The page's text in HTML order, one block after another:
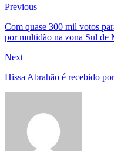
Navegação
de
Post
PreviousPrevious
Com quase 300 mil votos
por multidão na zona Sul de
NextNext
Hissa Abrahão é recebido